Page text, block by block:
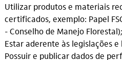
Utilizar produtos e materiais
certificados, exemplo: Papel
- Conselho de Manejo Florestal);
Estar aderente às legislações
Possuir e publicar dados de